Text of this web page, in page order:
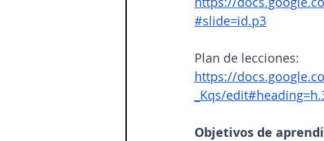
#slide=id.p3
Plan de lecciones:
https://
_Kqs/
Objetivos de